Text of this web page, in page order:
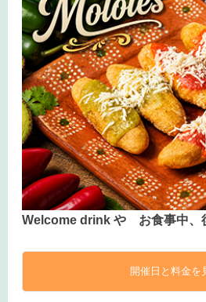
Welcome drink や お食事中、
開催日と料金を